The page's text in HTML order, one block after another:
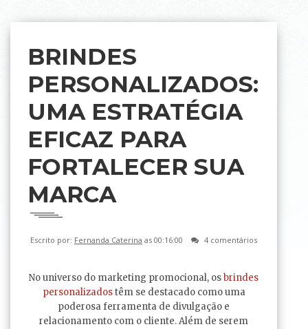
BRINDES
PERSONALIZADOS:
UMA ESTRATÉGIA
EFICAZ PARA
FORTALECER SUA
MARCA
Escrito por: Fernanda Caterina as 00:16:00 4 comentários
No universo do marketing promocional, osbrindes
personalizadostêm se destacado como uma
poderosa ferramenta de divulgação e
relacionamento com o cliente. Além de serem